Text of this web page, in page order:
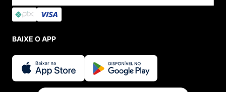
BAIXE O APP